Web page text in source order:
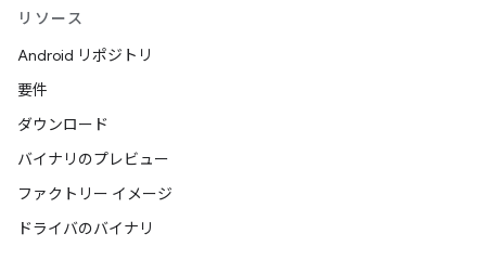
リソース
Android リポジトリ
要件
ダウンロード
バイナリのプレビュー
ファクトリー イメージ
ドライバのバイナリ